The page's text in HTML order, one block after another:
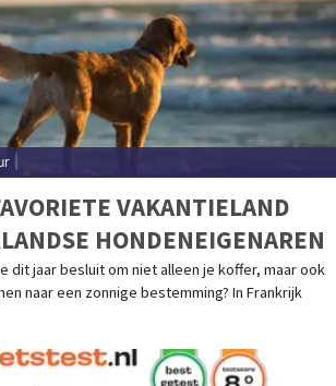
VAKANTIELAND
HONDENEIGENAREN
je dit jaar besluit om niet alleen je koffer, maar ook
naar een zonnige bestemming? In Frankrijk